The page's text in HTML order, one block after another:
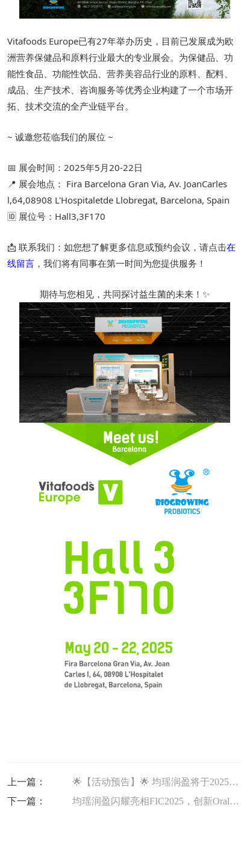
Vitafoods Europe已有27年举办历史，目前已发展成为欧
洲营养保健品和原料行业最大的专业展会。为保健品、功
能性食品、功能性饮品、营养美容品行业的原料、配料、
成品、生产技术、咨询服务等优秀企业构建了一个市场开
拓、技术交流的全产业链平台。
~ 诚邀您莅临我们的展位 ~
📅 展会时间：2025年5月20-22日
📍 展会地点： Fira Barcelona Gran Via, Av. JoanCarles
l,64,08908 L'Hospitaletde Llobregat, Barcelona, Spain
🆔 展位号：Hall3,3F170
📩 联系我们：如您想了解更多信息或预约会议，请点击在
线留言 ，我们将有同事在第一时间为您提供服务！
期待与您相见，共同探讨益生菌的未来！✨
上一篇：
🌟【活动预告】🌟 均瑶润盈将于2025年3月17-19日参加 FIC 2025（第28届中国国际食品添加剂和配料展览会）！
下一篇：
均瑶润盈闪耀亮相FIC2025，创新OralBubble™口香益生菌微泡片及特色发酵剂引领行业新趋势